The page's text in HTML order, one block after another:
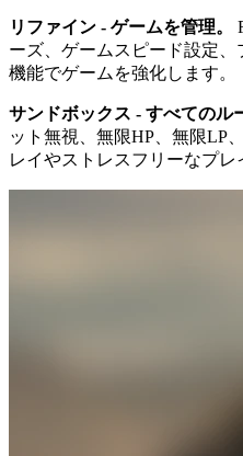
リファイン - ゲームを管理。
ーズ、ゲームスピード設定
機能でゲームを強化します。
サンドボックス - すべてのル
ット無視、無限HP、無限LP
レイやストレスフリーなプレ